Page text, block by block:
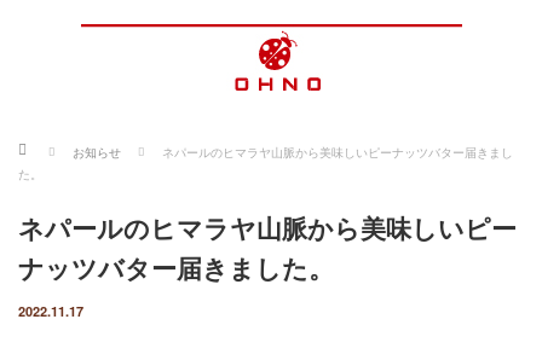
ホーム お知らせ
ネパールのヒマラヤ山脈から美味しいピーナッツバター届きまし
た。
ネパールのヒマラヤ山脈から美味しいピー
ナッツバター届きました。
2022.11.17